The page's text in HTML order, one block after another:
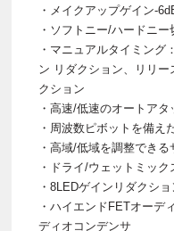
・メイクアップゲイン-
・ソフトニー/ハードニー
・マニュアルタイミング
ン リダクション、リリ
クション
・高速/低速のオートア
・周波数ピボットを備え
・高域/低域を調整でき
・ドライ/ウェットミック
・8LEDゲインリダクシ
・ハイエンドFETオーデ
ディオコンデンサ